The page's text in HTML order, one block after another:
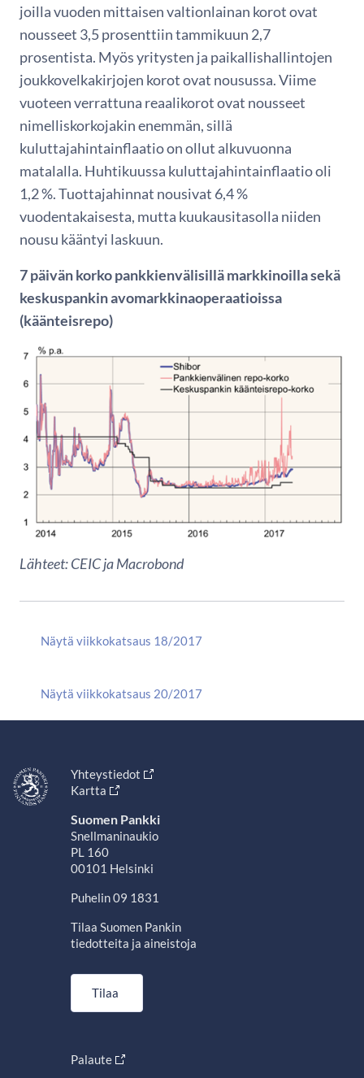
joilla vuoden mittaisen valtionlainan korot ovat
nousseet 3,5 prosenttiin tammikuun 2,7
prosentista. Myös yritysten ja paikallishallintojen
joukkovelkakirjojen korot ovat nousussa. Viime
vuoteen verrattuna reaalikorot ovat nousseet
nimelliskorkojakin enemmän, sillä
kuluttajahintainflaatio on ollut alkuvuonna
matalalla. Huhtikuussa kuluttajahintainflaatio oli
1,2 %. Tuottajahinnat nousivat 6,4 %
vuodentakaisesta, mutta kuukausitasolla niiden
nousu kääntyi laskuun.
7 päivän korko pankkienvälisillä markkinoilla sekä
keskuspankin avomarkkinaoperaatioissa
(käänteisrepo)
Lähteet: CEIC ja Macrobond
Näytä viikkokatsaus 18/2017
Näytä viikkokatsaus 20/2017
Yhteystiedot
Kartta
Suomen Pankki
Snellmaninaukio
PL 160
00101 Helsinki
Puhelin 09 1831
Tilaa Suomen Pankin
tiedotteita ja aineistoja
Tilaa
Palaute